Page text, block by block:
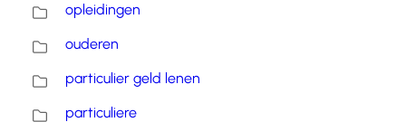
opleidingen
ouderen
particulier geld lenen
particuliere